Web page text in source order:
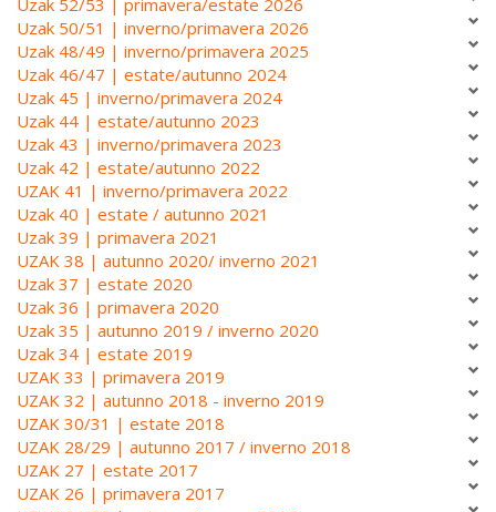
Uzak 50/51 | inverno/primavera 2026
Uzak 48/49 | inverno/primavera 2025
Uzak 46/47 | estate/autunno 2024
Uzak 45 | inverno/primavera 2024
Uzak 44 | estate/autunno 2023
Uzak 43 | inverno/primavera 2023
Uzak 42 | estate/autunno 2022
UZAK 41 | inverno/primavera 2022
Uzak 40 | estate / autunno 2021
Uzak 39 | primavera 2021
UZAK 38 | autunno 2020/ inverno 2021
Uzak 37 | estate 2020
Uzak 36 | primavera 2020
Uzak 35 | autunno 2019 / inverno 2020
Uzak 34 | estate 2019
UZAK 33 | primavera 2019
UZAK 32 | autunno 2018 - inverno 2019
UZAK 30/31 | estate 2018
UZAK 28/29 | autunno 2017 / inverno 2018
UZAK 27 | estate 2017
UZAK 26 | primavera 2017